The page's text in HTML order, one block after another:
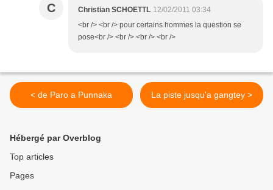
C Christian SCHOETTL 12/02/2011 03:34
<br /> <br /> pour certains hommes la question se
pose<br /> <br /> <br /> <br />
< de Paro a Punnaka La piste jusqu'a gangtey >
Hébergé par Overblog
Top articles
Pages